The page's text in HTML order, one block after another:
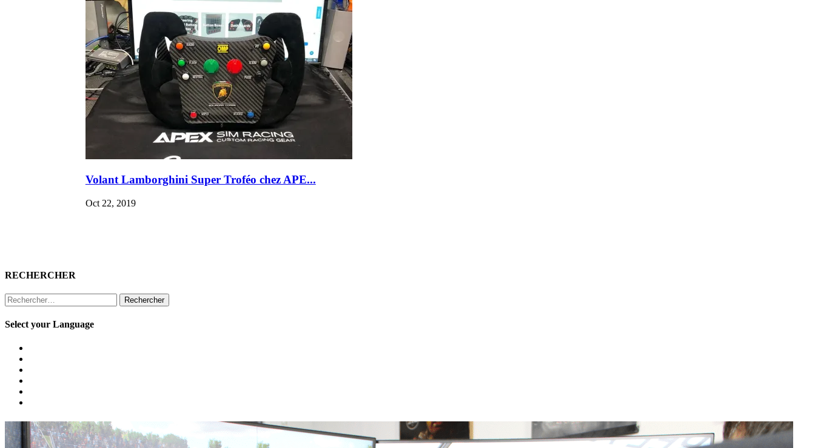
Volant Lamborghini Super Troféo chez APE...
Oct 22, 2019
RECHERCHER
Rechercher :
Select your Language